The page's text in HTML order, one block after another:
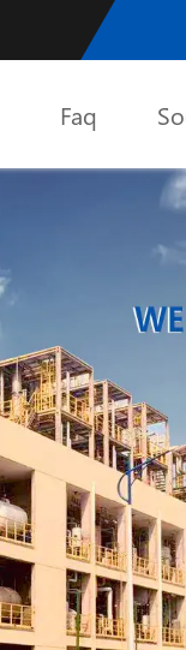
Faq